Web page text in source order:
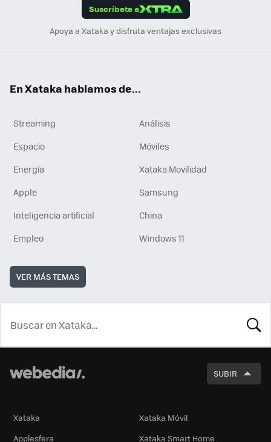
Suscríbete a
Apoya a Xataka y disfruta ventajas exclusivas
En Xataka hablamos de...
Streaming
Análisis
Espacio
Móviles
Energía
Xataka Movilidad
Apple
Samsung
Inteligencia artificial
China
Empleo
Windows 11
VER MÁS TEMAS
SUBIR
Xataka
Xataka Móvil
Applesfera
Xataka Smart Home